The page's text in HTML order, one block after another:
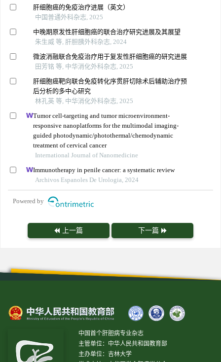
肝细胞癌的免疫治疗进展（英文）
中国普通外科杂志, 2025
中晚期原发性肝细胞癌的联合治疗研究进展及其展望
朱生威 等, 肝胆胰外科杂志, 2024
微波消融联合免疫治疗用于复发性肝细胞癌的研究进展
田芳铭 等, 中华消化外科杂志, 2025
肝细胞癌靶向联合免疫转化序贯肝切除术后辅助治疗预
后分析的多中心研究
林孔英 等, 中华消化外科杂志, 2025
Tumor cell-targeting and tumor microenvironment-
responsive nanoplatforms for the multimodal imaging-
guided photodynamic/photothermal/chemodynamic
treatment of cervical cancer
International Journal of Nanomedicine
Immunotherapy in penile cancer: a systematic review
Archivos Espanoles De Urologia, 2024
Powered by
上一篇 下一篇
中国首个肝胆病专业杂志
主管单位：中华人民共和国教育部
主办单位：吉林大学